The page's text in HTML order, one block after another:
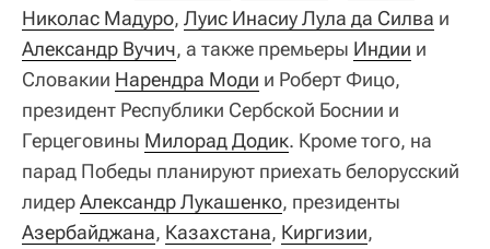
Николас Мадуро, Луис Инасиу Лула да Силва и
Александр Вучич, а также премьеры Индии и
Словакии Нарендра Моди и Роберт Фицо,
президент Республики Сербской Боснии и
Герцеговины Милорад Додик. Кроме того, на
парад Победы планируют приехать белорусский
лидерАлександр Лукашенко, президенты
Азербайджана, Казахстана, Киргизии,